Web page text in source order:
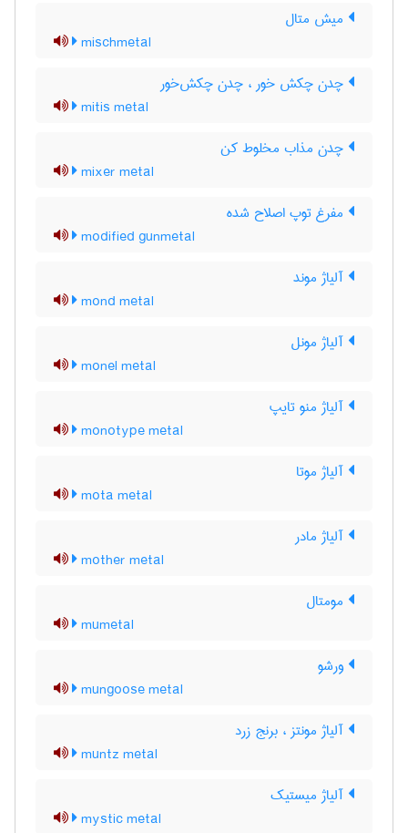
میش متال
mischmetal
چدن چکش خور ، چدن چکش‌خور
mitis metal
چدن مذاب مخلوط کن
mixer metal
مفرغ توپ اصلاح شده
modified gunmetal
آلیاژ موند
mond metal
آلیاژ مونل
monel metal
آلیاژ منو تایپ
monotype metal
آلیاژ موتا
mota metal
آلیاژ مادر
mother metal
مومتال
mumetal
ورشو
mungoose metal
آلیاژ مونتز ، برنج زرد
muntz metal
آلیاژ میستیک
mystic metal